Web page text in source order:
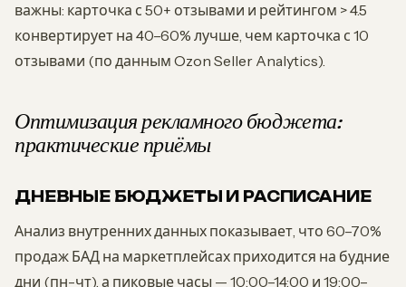
важны: карточка с 50+ отзывами и рейтингом > 4.5
конвертирует на 40–60% лучше, чем карточка с 10
отзывами (по данным Ozon Seller Analytics).
Оптимизация рекламного бюджета:
практические приёмы
ДНЕВНЫЕ БЮДЖЕТЫ И РАСПИСАНИЕ
Анализ внутренних данных показывает, что 60–70%
продаж БАД на маркетплейсах приходится на будние
дни (пн-чт), а пиковые часы — 10:00–14:00 и 19:00–